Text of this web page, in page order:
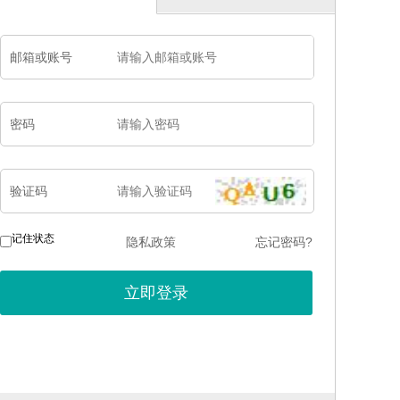
邮箱或账号
密码
验证码
记住状态 隐私政策 忘记密码?